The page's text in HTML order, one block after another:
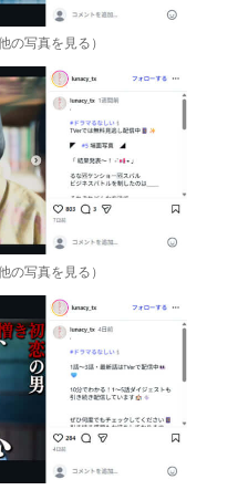
の写真を見る ）
の写真を見る ）